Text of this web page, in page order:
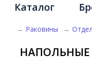
Каталог
→ Раковины →
НАПОЛЬНЫЕ